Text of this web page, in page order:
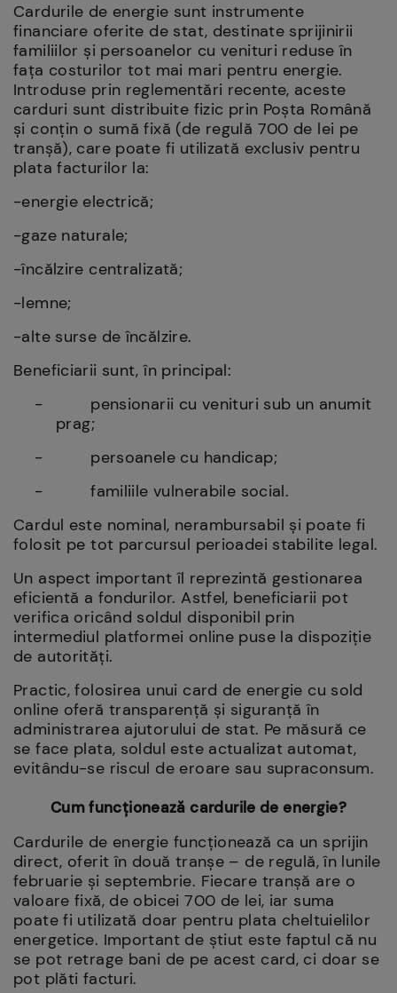
Cardurile de energie sunt instrumente
financiare oferite de stat, destinate sprijinirii
familiilor și persoanelor cu venituri reduse în
fața costurilor tot mai mari pentru energie.
Introduse prin reglementări recente, aceste
carduri sunt distribuite fizic prin Poșta Română
și conțin o sumă fixă (de regulă 700 de lei pe
tranșă), care poate fi utilizată exclusiv pentru
plata facturilor la:
-energie electrică;
-gaze naturale;
-încălzire centralizată;
-lemne;
-alte surse de încălzire.
Beneficiarii sunt, în principal:
-
pensionarii cu venituri sub un anumit
prag;
-
persoanele cu handicap;
-
familiile vulnerabile social.
Cardul este nominal, nerambursabil și poate fi
folosit pe tot parcursul perioadei stabilite legal.
Un aspect important îl reprezintă gestionarea
eficientă a fondurilor. Astfel, beneficiarii pot
verifica oricând soldul disponibil prin
intermediul platformei online puse la dispoziție
de autorități.
Practic, folosirea unui card de energie cu sold
online oferă transparență și siguranță în
administrarea ajutorului de stat. Pe măsură ce
se face plata, soldul este actualizat automat,
evitându-se riscul de eroare sau supraconsum.
Cum funcționează cardurile de energie?
Cardurile de energie funcționează ca un sprijin
direct, oferit în două tranșe – de regulă, în lunile
februarie și septembrie. Fiecare tranșă are o
valoare fixă, de obicei 700 de lei, iar suma
poate fi utilizată doar pentru plata cheltuielilor
energetice. Important de știut este faptul că nu
se pot retrage bani de pe acest card, ci doar se
pot plăti facturi.